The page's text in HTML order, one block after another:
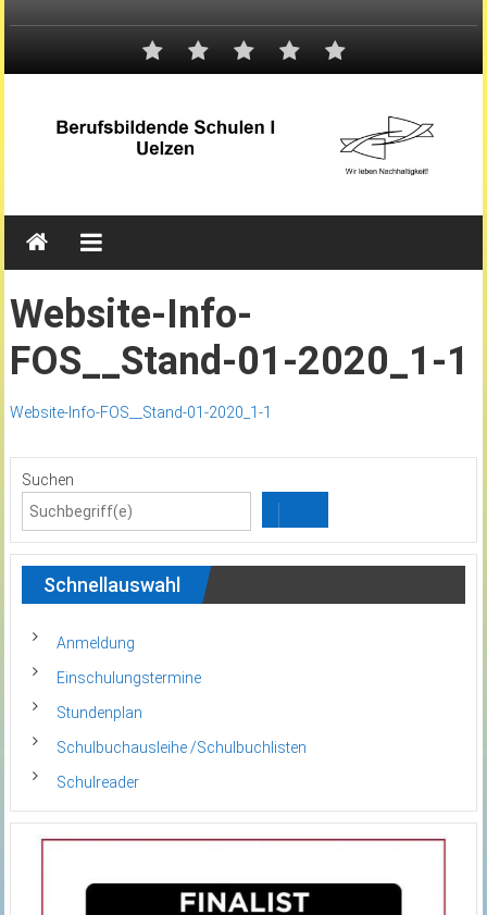
Website-Info-
FOS__Stand-01-2020_1-1
Website-Info-FOS__Stand-01-2020_1-1
Suchen
Schnellauswahl
Anmeldung
Einschulungstermine
Stundenplan
Schulbuchausleihe /Schulbuchlisten
Schulreader